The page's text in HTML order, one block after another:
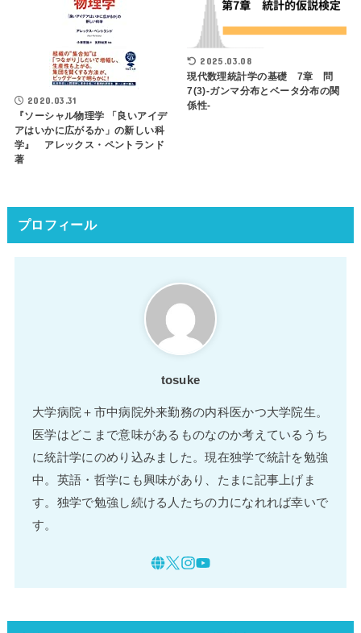
2020.03.31
『ソーシャル物理学 「良いアイデ
アはいかに広がるか」の新しい科
学』 アレックス・ペントランド
著
2025.03.08
現代数理統計学の基礎 7章 問
7(3)-ガンマ分布とベータ分布の関
係性-
プロフィール
tosuke
大学病院＋市中病院外来勤務の内科医かつ大学院生。
医学はどこまで意味があるものなのか考えているうち
に統計学にのめり込みました。現在独学で統計を勉強
中。英語・哲学にも興味があり、たまに記事上げま
す。独学で勉強し続ける人たちの力になれれば幸いで
す。